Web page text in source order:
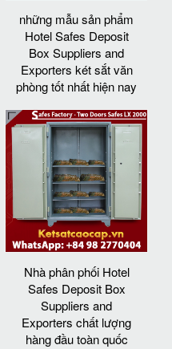
những mẫu sản phẩm
Hotel Safes Deposit
Box Suppliers and
Exporters két sắt văn
phòng tốt nhất hiện nay
Nhà phân phối Hotel
Safes Deposit Box
Suppliers and
Exporters chất lượng
hàng đầu toàn quốc